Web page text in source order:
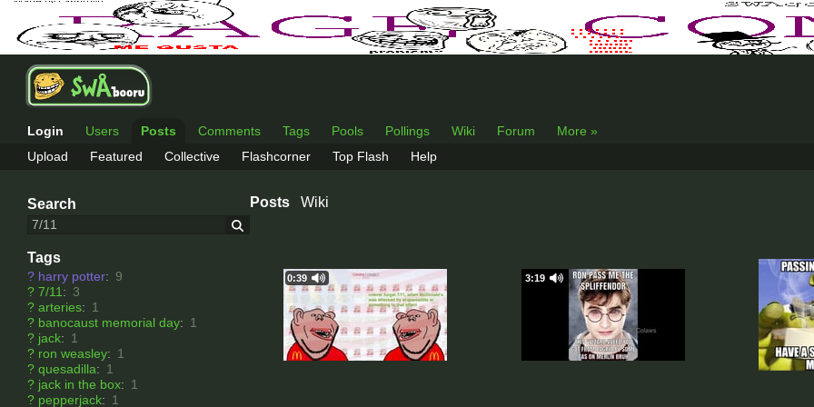
Login Users Posts Comments Tags Pools Pollings Wiki Forum
More »
Upload
Featured Collective Flashcorner Top Flash Help
Search
Tags
? harry potter: 9
? 7/11 : 3
? arteries: 1
? banocaust memorial day: 1
? jack: 1
? ron weasley: 1
? quesadilla: 1
? jack in the box: 1
? pepperjack: 1
Posts Wiki
0:39 3:19